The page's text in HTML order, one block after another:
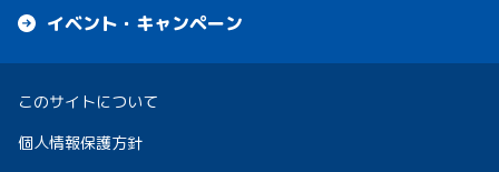
イベント・キャンペーン
このサイトについて
個人情報保護方針